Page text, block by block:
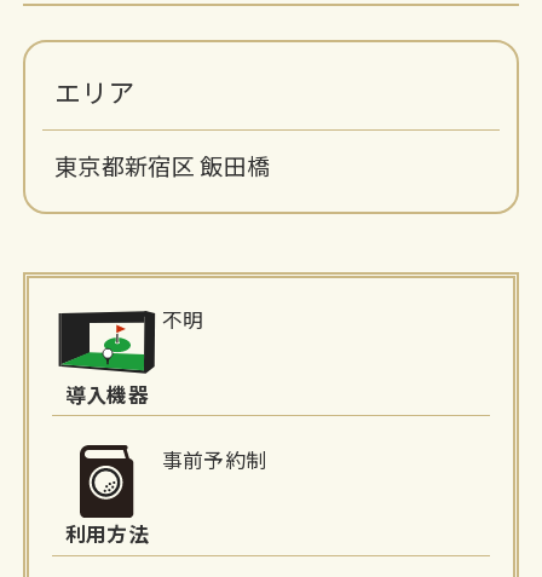
エリア
東京都新宿区 飯田橋
報
導入機器
不明
利用方法
事前予約制